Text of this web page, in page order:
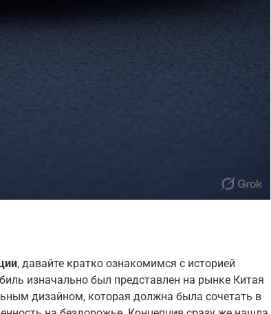
, давайте кратко ознакомимся с историей
изначально был представлен на рынке Китая
дизайном, которая должна была сочетать в